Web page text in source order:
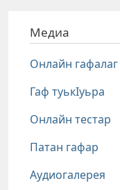
Медиа
Онлайн гафалаг
Гаф туькIуьра
Онлайн тестар
Патан гафар
Аудиогалерея